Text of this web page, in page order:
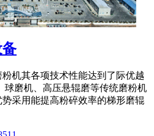
机其各项技术性能达到了际优越
球磨机、高压悬辊磨等传统磨粉机
采用能提高粉碎效率的梯形磨辊